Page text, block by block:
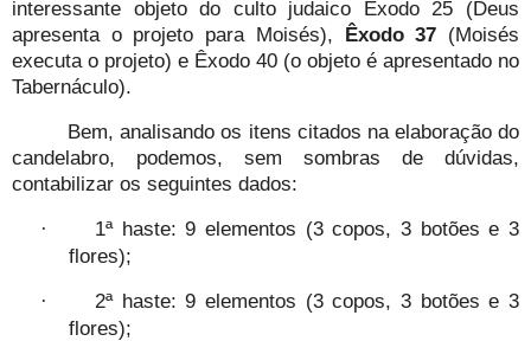
interessante objeto do culto judaico Êxodo 25 (Deus
apresenta o projeto para Moisés), Êxodo 37 (Moisés
executa o projeto) e Êxodo 40 (o objeto é apresentado no
Tabernáculo).
Bem, analisando os itens citados na elaboração do
candelabro, podemos, sem sombras de dúvidas,
contabilizar os seguintes dados:
·
1ª haste: 9 elementos (3 copos, 3 botões e 3
flores);
·
2ª haste: 9 elementos (3 copos, 3 botões e 3
flores);